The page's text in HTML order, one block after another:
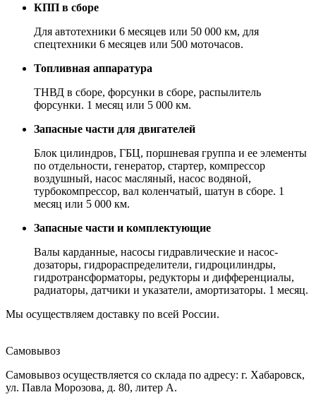
КПП в сборе
Для автотехники 6 месяцев или 50 000 км, для
спецтехники 6 месяцев или 500 моточасов.
Топливная аппаратура
ТНВД в сборе, форсунки в сборе, распылитель
форсунки. 1 месяц или 5 000 км.
Запасные части для двигателей
Блок цилиндров, ГБЦ, поршневая группа и ее элементы
по отдельности, генератор, стартер, компрессор
воздушный, насос масляный, насос водяной,
турбокомпрессор, вал коленчатый, шатун в сборе. 1
месяц или 5 000 км.
Запасные части и комплектующие
Валы карданные, насосы гидравлические и насос-
дозаторы, гидрораспределители, гидроцилиндры,
гидротрансформаторы, редукторы и дифференциалы,
радиаторы, датчики и указатели, амортизаторы. 1 месяц.
Мы осуществляем доставку по всей России.
Самовывоз
Самовывоз осуществляется со склада по адресу: г. Хабаровск,
ул. Павла Морозова, д. 80, литер А.